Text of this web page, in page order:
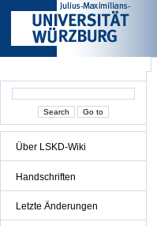
Über LSKD-Wiki
Handschriften
Letzte Änderungen